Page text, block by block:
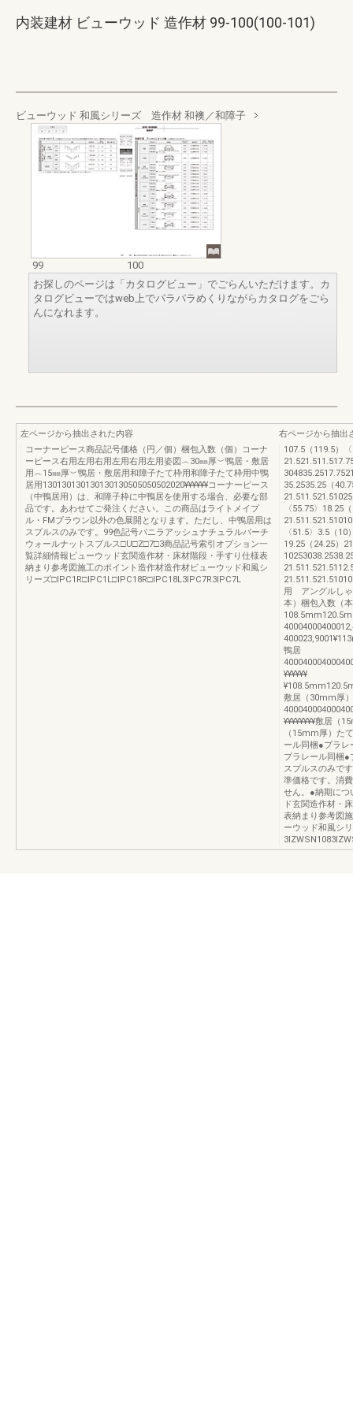
内装建材 ビューウッド 造作材 99-100(100-101)
ビューウッド 和風シリーズ 造作材 和襖／和障子
99
100
お探しのページは「カタログビュー」でごらんいただけます。カ
タログビューではweb上でパラパラめくりながらカタログをごら
んになれます。
左ページから抽出された内容
コーナーピース商品記号価格（円／個）梱包入数（個）コーナ
ーピース右用左用右用左用右用左用姿図︵30㎜厚︶鴨居・敷居
用︵15㎜厚︶鴨居・敷居用和障子たて枠用和障子たて枠用中鴨
居用130130130130130130505050502020¥¥¥¥¥¥コーナーピース
（中鴨居用）は、和障子枠に中鴨居を使用する場合、必要な部
品です。あわせてご発注ください。この商品はライトメイプ
ル・FMブラウン以外の色展開となります。ただし、中鴨居用は
スプルスのみです。99色記号バニラアッシュナチュラルバーチ
ウォールナットスプルス□U□Z□7□3商品記号索引オプション一
覧詳細情報ビューウッド玄関造作材・床材階段・手すり仕様表
納まり参考図施工のポイント造作材造作材ビューウッド和風シ
リーズ□IPC1R□IPC1L□IPC18R□IPC18L3IPC7R3IPC7L
右ページから抽出
107.5（119.5）
35.2535.25（
〈55.75〉18.25
〈51.5〉3.5（
19.25（24.25）
用 アングルしゃ
本）梱包入数（
鴨居
¥¥¥¥¥¥
敷居（30mm厚）
¥¥¥¥¥¥¥¥敷居（
（15mm厚）た
ール同梱●プラ
プラレール同梱
スプルスのみで
準価格です。消
せん。●納期につ
ド玄関造作材・
表納まり参考図
ーウッド和風シ